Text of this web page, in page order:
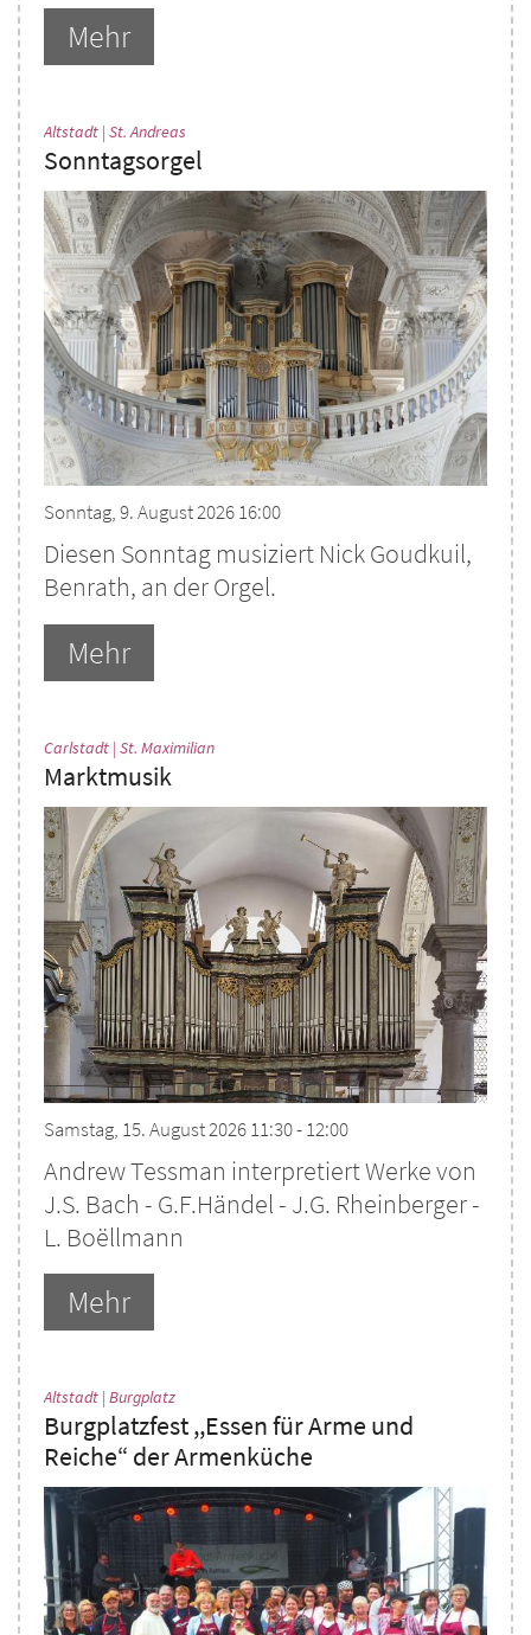
Mehr
Altstadt | St. Andreas
Sonntagsorgel
Sonntag, 9. August 2026 16:00
Diesen Sonntag musiziert Nick Goudkuil,
Benrath, an der Orgel.
Mehr
Carlstadt | St. Maximilian:
Marktmusik
Samstag, 15. August 2026 11:30 - 12:00
Andrew Tessman interpretiert Werke von
J.S. Bach - G.F.Händel - J.G. Rheinberger -
L. Boëllmann
Mehr
Altstadt | Burgplatz:
Burgplatzfest ,,Essen für Arme und
Reiche“ der Armenküche